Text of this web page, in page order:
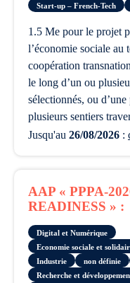
Start-up – French-Tech
1.5 Me pour le projet pilote afin d’intégrer les principes de
l’économie sociale au
coopération
le long d’un ou
sélectionnés, ou
plusieurs sentiers
Jusqu'au 26/08/2026 :
AAP « PPPA-
READINESS » :
Digital et Numérique
Economie sociale et
Industrie
non définie
Recherche et